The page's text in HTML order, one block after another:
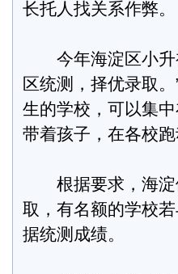
长托人找关系作弊。
今年海淀区小升
区统测，择优录取
生的学校，可以集
带着孩子，在各校跑
根据要求，海淀
取，有名额的学校
据统测成绩。